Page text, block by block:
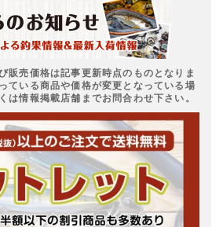
販売価格は記事更新時点のものとなりま
ている商品や価格が変更となっている場
は情報掲載店舗までお問合わせ下さい。